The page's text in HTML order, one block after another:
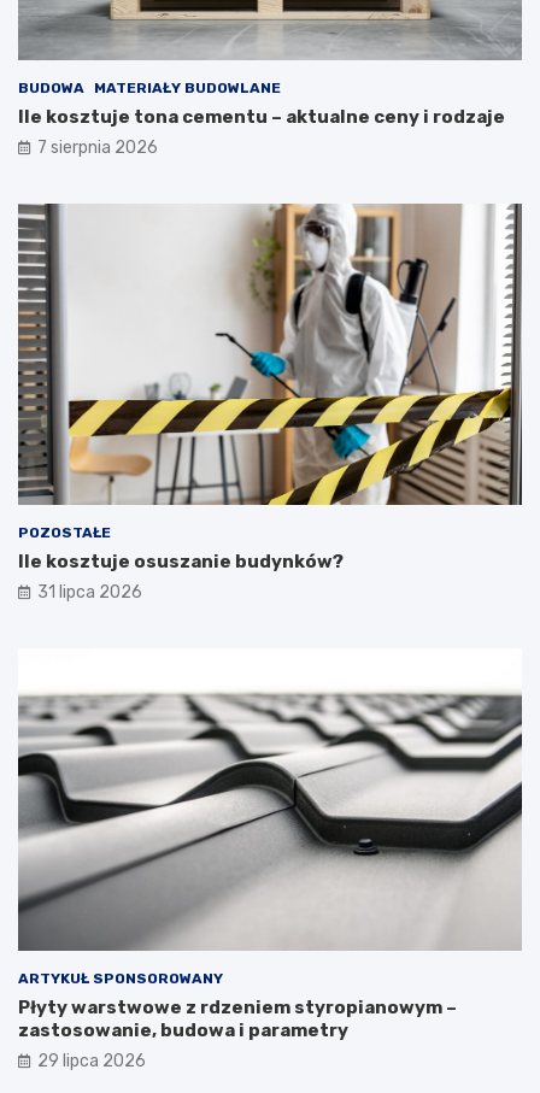
BUDOWA MATERIAŁY BUDOWLANE
Ile kosztuje tona cementu – aktualne ceny i rodzaje
7 sierpnia 2026
POZOSTAŁE
Ile kosztuje osuszanie budynków?
31 lipca 2026
ARTYKUŁ SPONSOROWANY
Płyty warstwowe z rdzeniem styropianowym –
zastosowanie, budowa i parametry
29 lipca 2026